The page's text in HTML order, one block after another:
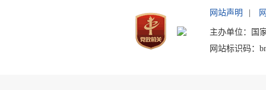
网站声明
主办单位：国
网站标识码：